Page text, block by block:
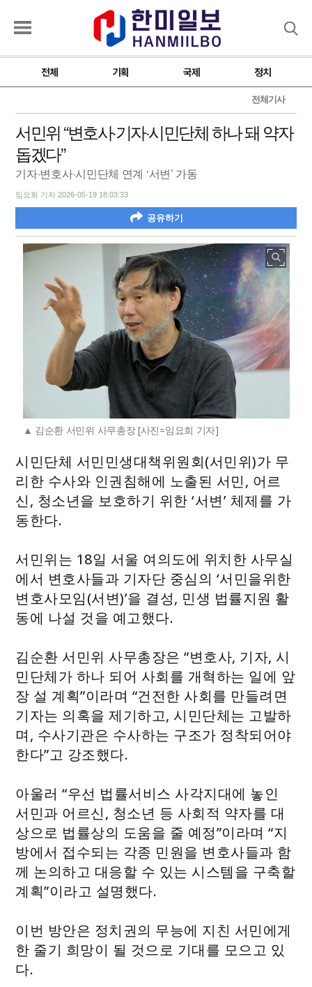
전체 기획 국제 정치
전체기사
서민위 “변호사·기자·시민단체 하나 돼 약자
돕겠다”
기자·변호사·시민단체 연계 ‘서변’ 가동
임요희 기자 2026-05-19 18:03:33
공유하기
김순환 서민위 사무총장 [사진=임요희 기자]
시민단체 서민민생대책위원회(서민위)가 무
리한 수사와 인권침해에 노출된 서민, 어르
신, 청소년을 보호하기 위한 ‘서변’ 체제를 가
동한다.
서민위는 18일 서울 여의도에 위치한 사무실
에서 변호사들과 기자단 중심의 ‘서민을위한
변호사모임(서변)’을 결성, 민생 법률지원 활
동에 나설 것을 예고했다.
김순환 서민위 사무총장은 “변호사, 기자, 시
민단체가 하나 되어 사회를 개혁하는 일에 앞
장 설 계획”이라며 “건전한 사회를 만들려면
기자는 의혹을 제기하고, 시민단체는 고발하
며, 수사기관은 수사하는 구조가 정착되어야
한다”고 강조했다.
아울러 “우선 법률서비스 사각지대에 놓인
서민과 어르신, 청소년 등 사회적 약자를 대
상으로 법률상의 도움을 줄 예정”이라며 “지
방에서 접수되는 각종 민원을 변호사들과 함
께 논의하고 대응할 수 있는 시스템을 구축할
계획”이라고 설명했다.
이번 방안은 정치권의 무능에 지친 서민에게
한 줄기 희망이 될 것으로 기대를 모으고 있
다.